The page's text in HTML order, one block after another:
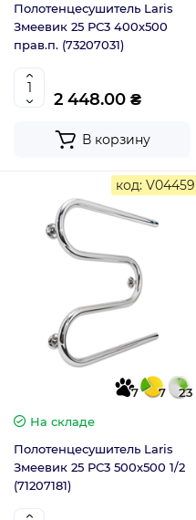
Полотенцесушитель Laris
Змеевик 25 РС3 400х500
прав.п. (73207031)
2 448.00 ₴
В корзину
код: V04459
7 7
23
На складе
Полотенцесушитель Laris
Змеевик 25 РС3 500х500 1/2
(71207181)